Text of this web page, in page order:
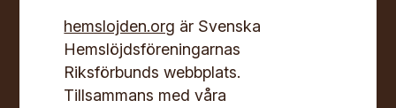
hemslojden.org är Svenska
Hemslöjdsföreningarnas
Riksförbunds webbplats.
Tillsammans med våra